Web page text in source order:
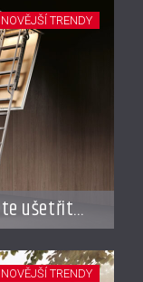
ušetřit
TRENDY
TRENDY